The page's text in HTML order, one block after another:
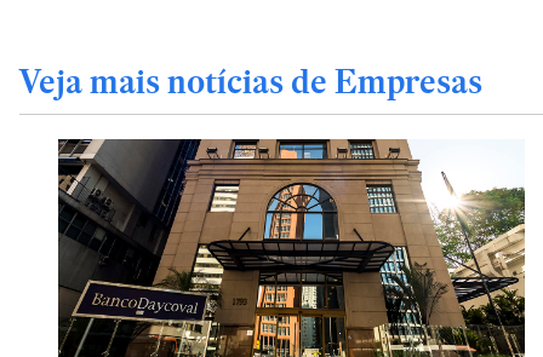
Veja mais notícias de Empresas